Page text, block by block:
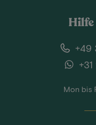
+49
Mon bis